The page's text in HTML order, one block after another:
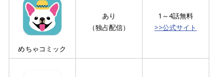
めちゃコミック
あり
（独占配信）
1～4話無料
>>公式サイト